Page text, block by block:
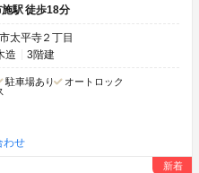
駅 徒歩18分
太平寺２丁目
造 3階建
駐車場あり
オートロック
わせ